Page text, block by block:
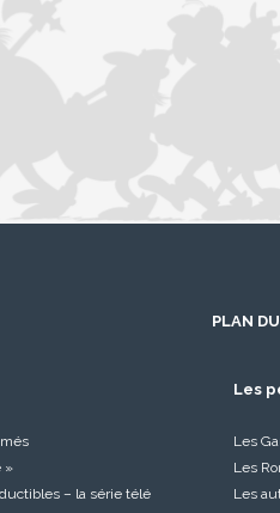
PLAN
»
– la série télé
Les
Les
Les
Les